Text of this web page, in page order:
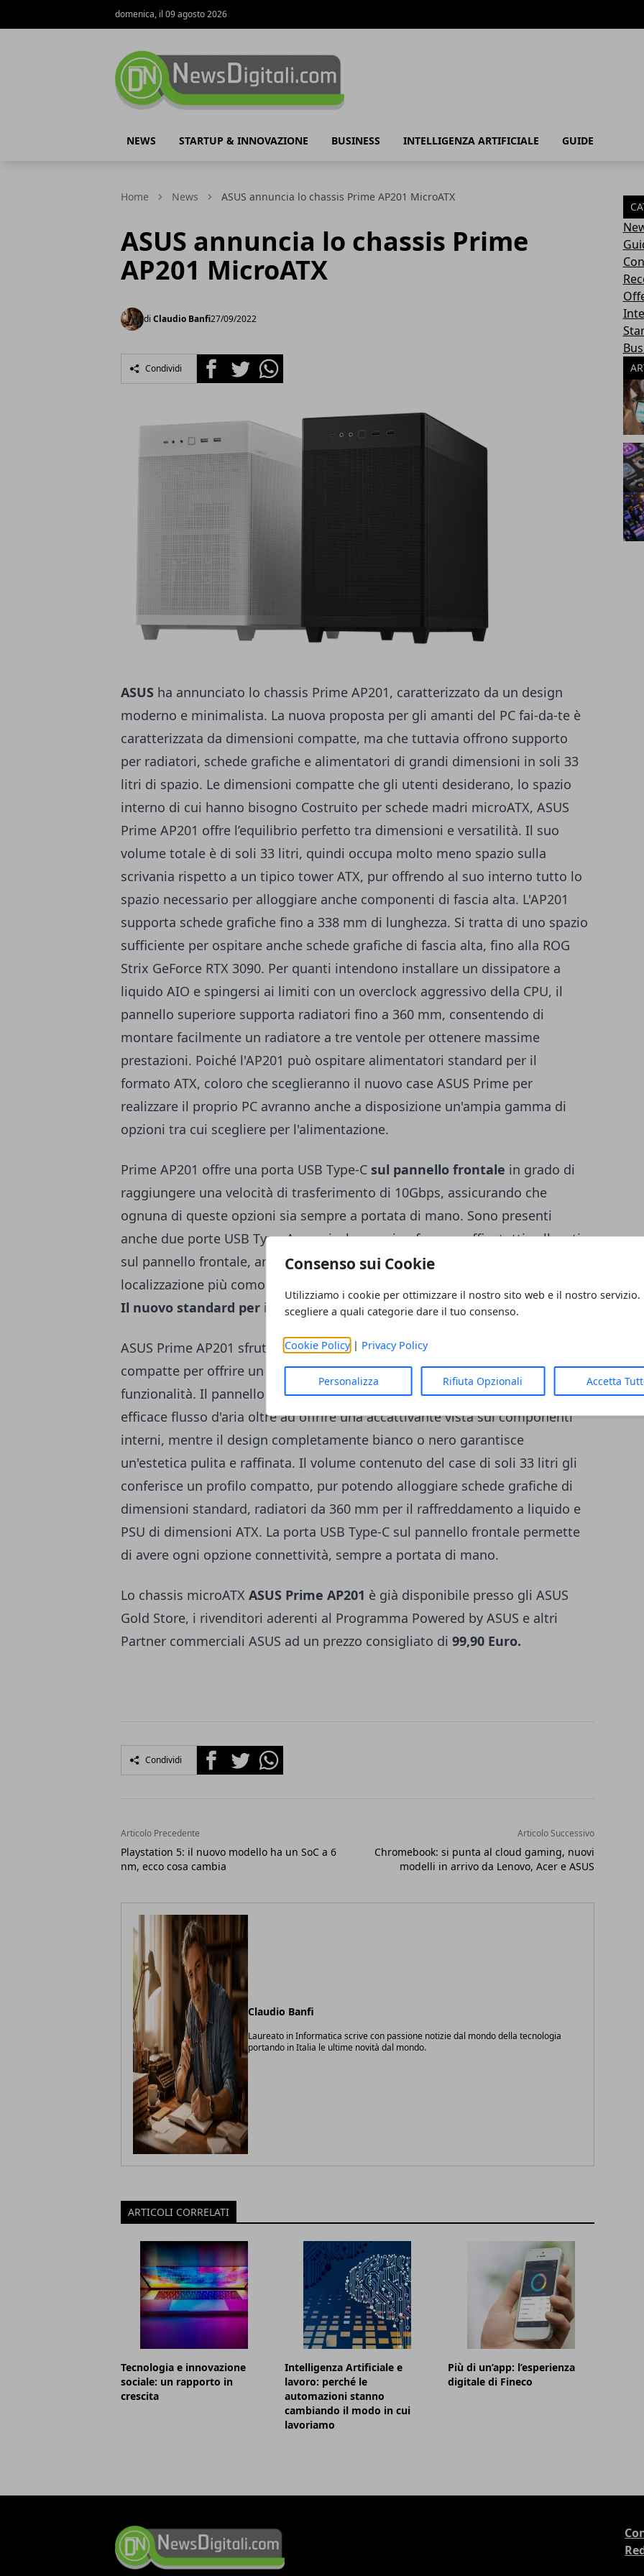
Consenso sui Cookie
Utilizziamo i cookie per ottimizzare il nostro sito web e il nostro servizio.
scegliere a quali categorie dare il tuo consenso.
Cookie Policy| Privacy Policy
Personalizza Rifiuta Opzionali Accetta
domenica, il 09 agosto 2026
NEWS STARTUP & INNOVAZIONE BUSINESS INTELLIGENZA ARTIFICIALE GUIDE
Home News ASUS annuncia lo chassis Prime AP201 MicroATX
ASUS annuncia lo chassis Prime
AP201 MicroATX
di Claudio Banfi27/09/2022
Condividi FacebookTwitterWhatsapp
ASUS ha annunciato lo chassis Prime AP201, caratterizzato da un design
moderno e minimalista. La nuova proposta per gli amanti del PC fai-da-te è
caratterizzata da dimensioni compatte, ma che tuttavia offrono supporto
per radiatori, schede grafiche e alimentatori di grandi dimensioni in soli 33
litri di spazio. Le dimensioni compatte che gli utenti desiderano, lo spazio
interno di cui hanno bisogno Costruito per schede madri microATX, ASUS
Prime AP201 offre l’equilibrio perfetto tra dimensioni e versatilità. Il suo
volume totale è di soli 33 litri, quindi occupa molto meno spazio sulla
scrivania rispetto a un tipico tower ATX, pur offrendo al suo interno tutto lo
spazio necessario per alloggiare anche componenti di fascia alta. L'AP201
supporta schede grafiche fino a 338 mm di lunghezza. Si tratta di uno spazio
sufficiente per ospitare anche schede grafiche di fascia alta, fino alla ROG
Strix GeForce RTX 3090. Per quanti intendono installare un dissipatore a
liquido AIO e spingersi ai limiti con un overclock aggressivo della CPU, il
pannello superiore supporta radiatori fino a 360 mm, consentendo di
montare facilmente un radiatore a tre ventole per ottenere massime
prestazioni. Poiché l'AP201 può ospitare alimentatori standard per il
formato ATX, coloro che sceglieranno il nuovo case ASUS Prime per
realizzare il proprio PC avranno anche a disposizione un'ampia gamma di
opzioni tra cui scegliere per l'alimentazione.
Prime AP201 offre una porta USB Type-C sul pannello frontale in grado di
raggiungere una velocità di trasferimento di 10Gbps, assicurando che
ognuna di queste opzioni sia sempre a portata di mano. Sono presenti
anche due porte USB Type-A e un jack per microfono e cuffie, tutti collocati
sul pannello frontale, anziché sulla parte superiore, di gran lunga la
localizzazione più comoda per un PC desktop.
Il nuovo standard per i case microATX
ASUS Prime AP201 sfrutta in modo efficiente e versatile le sue dimensioni
compatte per offrire un equilibrio convincente di prestazioni, eleganza e
funzionalità. Il pannello laterale in rete metallica assicura un ampio ed
efficace flusso d'aria oltre ad offrire una accattivante vista sui componenti
interni, mentre il design completamente bianco o nero garantisce
un'estetica pulita e raffinata. Il volume contenuto del case di soli 33 litri gli
conferisce un profilo compatto, pur potendo alloggiare schede grafiche di
dimensioni standard, radiatori da 360 mm per il raffreddamento a liquido e
PSU di dimensioni ATX. La porta USB Type-C sul pannello frontale permette
di avere ogni opzione connettività, sempre a portata di mano.
Lo chassis microATX ASUS Prime AP201 è già disponibile presso gli ASUS
Gold Store, i rivenditori aderenti al Programma Powered by ASUS e altri
Partner commerciali ASUS ad un prezzo consigliato di 99,90 Euro.
Condividi FacebookTwitterWhatsapp
Articolo Precedente
Playstation 5: il nuovo modello ha un SoC a 6
nm, ecco cosa cambia
Articolo Successivo
Chromebook: si punta al cloud gaming, nuovi
modelli in arrivo da Lenovo, Acer e ASUS
Claudio Banfi
Laureato in Informatica scrive con passione notizie dal mondo della tecnologia
portando in Italia le ultime novità dal mondo.
ARTICOLI CORRELATI
Tecnologia e innovazione
sociale: un rapporto in
crescita
Intelligenza Artificiale e
lavoro: perché le
automazioni stanno
cambiando il modo in cui
lavoriamo
Più di un’app: l’esperienza
digitale di Fineco